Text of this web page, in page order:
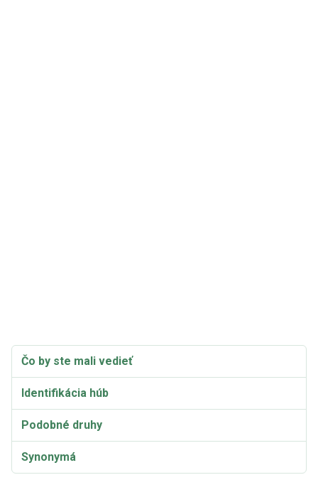
Čo by ste mali vedieť
Identifikácia húb
Podobné druhy
Synonymá